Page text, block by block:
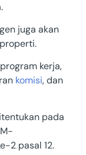
juga akan
kerja,
komisi, dan
pada
2 pasal 12.